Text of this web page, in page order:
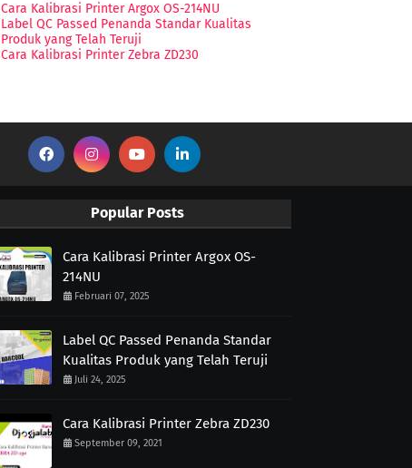
Cara Kalibrasi Printer Argox OS-214NU
Label QC Passed Penanda Standar Kualitas
Produk yang Telah Teruji
Cara Kalibrasi Printer Zebra ZD230
Popular Posts
Cara Kalibrasi Printer Argox OS-
214NU
Februari 07, 2025
Label QC Passed Penanda Standar
Kualitas Produk yang Telah Teruji
Juli 24, 2025
Cara Kalibrasi Printer Zebra ZD230
September 09, 2021